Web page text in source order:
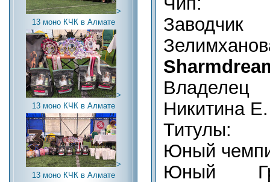
>
13 моно КЧК в Алмате
>
13 моно КЧК в Алмате
>
13 моно КЧК в Алмате
Заводчик
Владелец
Никитина
Титулы:
Юный
Юный